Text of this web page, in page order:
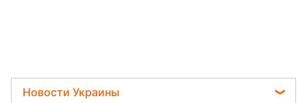
Новости Украины